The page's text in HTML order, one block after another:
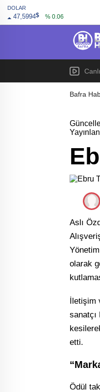
DOLAR
47,5994$ % 0.06
Bafra
Aslı
olarak
İletişim
sanatçı
etti.
Ödül